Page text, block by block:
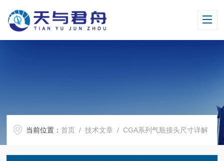
当前位置：首页 /技术文章 / CGA系列气瓶接头尺寸详解